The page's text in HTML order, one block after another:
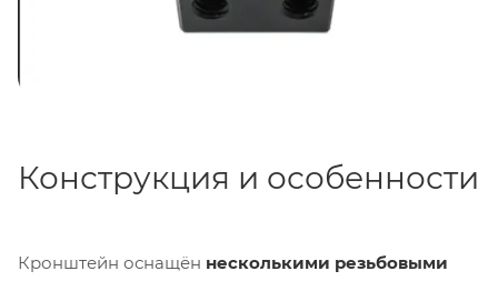
Конструкция и особенности
Кронштейн оснащён несколькими резьбовыми